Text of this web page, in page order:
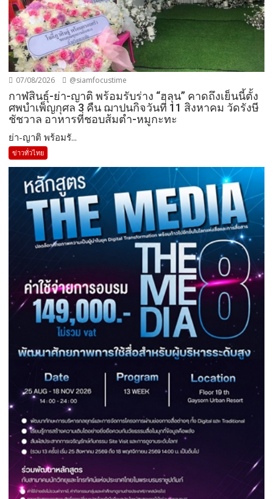
07/08/2026 @siamfocustime
กาฬสินธุ์-ย่า-ญาติ พร้อมรับร่าง “ฮลุน” คาดถึงเย็นนี้ตั้ง
ศพบำเพ็ญกุศล 3 คืน ฌาปนกิจวันที่ 11 สิงหาคม วัดรังษี
ชัชวาล อาหารที่ชอบส้มตำ-หมูกะทะ
ย่า-ญาติ พร้อมรั...
ข่าวทั่วไทย